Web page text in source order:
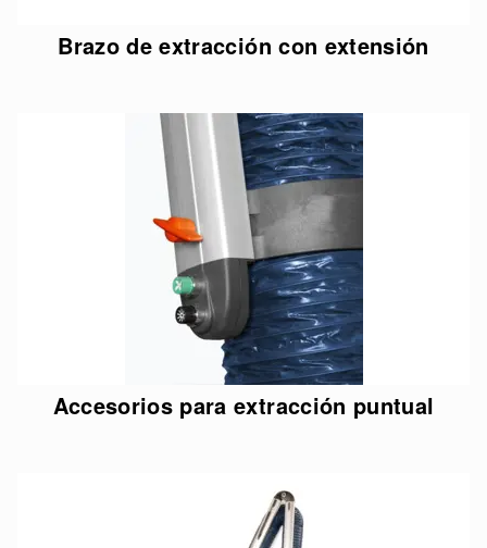
Brazo de extracción con extensión
Accesorios para extracción puntual